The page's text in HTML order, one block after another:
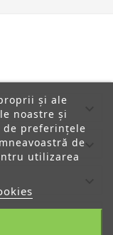

și ale
noastre și
de preferințele
de
utilizarea